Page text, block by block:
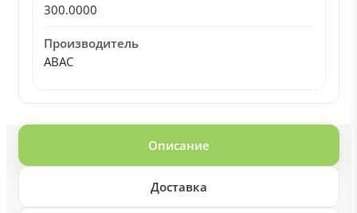
300.0000
Производитель
ABAC
Описание
Доставка